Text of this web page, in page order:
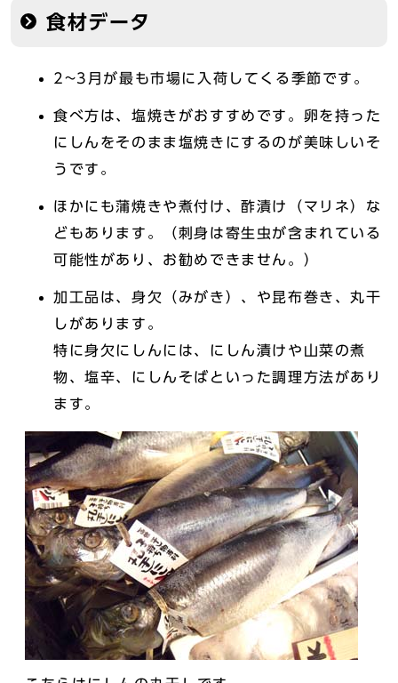
食材データ
2~3月が最も市場に入荷してくる季節です。
食べ方は、塩焼きがおすすめです。卵を持った
にしんをそのまま塩焼きにするのが美味しいそ
うです。
ほかにも蒲焼きや煮付け、酢漬け（マリネ）な
どもあります。（刺身は寄生虫が含まれている
可能性があり、お勧めできません。）
加工品は、身欠（みがき）、や昆布巻き、丸干
しがあります。
特に身欠にしんには、にしん漬けや山菜の煮
物、塩辛、にしんそばといった調理方法があり
ます。